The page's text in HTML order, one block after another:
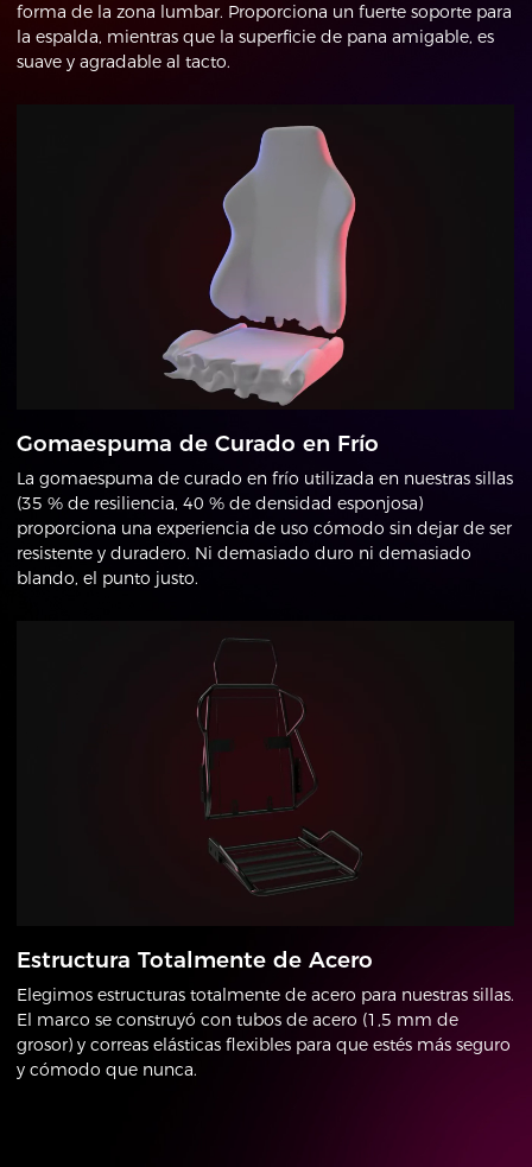
forma de la zona lumbar. Proporciona un fuerte soporte para
la espalda, mientras que la superficie de pana amigable, es
suave y agradable al tacto.
Gomaespuma de Curado en Frío
La gomaespuma de curado en frío utilizada en nuestras sillas
(35 % de resiliencia, 40 % de densidad esponjosa)
proporciona una experiencia de uso cómodo sin dejar de ser
resistente y duradero. Ni demasiado duro ni demasiado
blando, el punto justo.
Estructura Totalmente de Acero
Elegimos estructuras totalmente de acero para nuestras sillas.
El marco se construyó con tubos de acero (1,5 mm de
grosor) y correas elásticas flexibles para que estés más seguro
y cómodo que nunca.